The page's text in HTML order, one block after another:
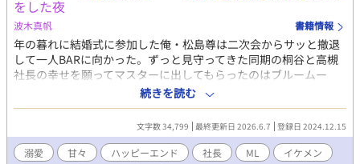
が、いい加減引っ張りすぎかと。 ※当然ですがこの作品の著作権
は作者にあります。 設定、話の流れ、セリフなど盗作すること
は絶対にやめてください。 多少変えたとしても類似していれば
運営さま、その他に通報します。 またこの作品と似たモノを見
つけたら作者及び運営さままで通報いただけますようお願い申し
上げます。
をした夜
波木真帆 書籍情報
年の暮れに結婚式に参加した俺・松島尊は二次会からサッと撤退
して一人BARに向かった。ずっと見守ってきた同期の桐谷と高槻
社長の幸せを願ってマスターに出してもらったのはブルームー
ン。てっきり失恋したと勘違いされたと思ったが、ブルームーン
にはもう一つ違う意味があった。奇跡の予感を感じた尊の前に現
れた名も知らぬイケメンに誘われて温泉へ向かった尊はなぜか一
緒に入ることになってしまって……。 イケメン長身の営業マンに
一目惚れしたイケメンスパダリ紳士の恋のお話。 短編の『肉食系
続きを読む
文字数 34,799 最終更新日 2026.6.7 登録日 2024.12.15
溺愛 甘々 ハッピーエンド 社長 ML
イケメン